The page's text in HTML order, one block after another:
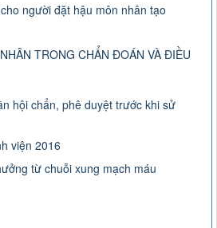
người đặt hậu môn nhân tạo
TRONG CHẨN ĐOÁN VÀ ĐIỀU
hội chẩn, phê duyệt trước khi sử
viện 2016
từ chuỗi xung mạch máu